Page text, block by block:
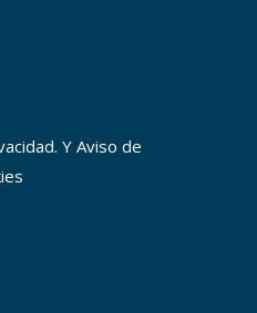
Y Aviso de